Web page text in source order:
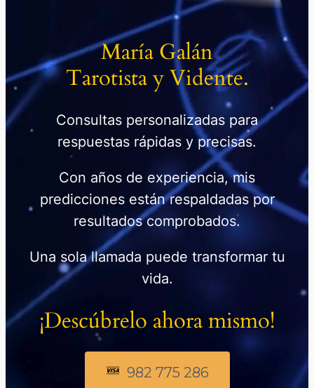
María Galán
Tarotista y Vidente.
Consultas personalizadas para
respuestas rápidas y precisas.
Con años de experiencia, mis
predicciones están respaldadas por
resultados comprobados.
Una sola llamada puede transformar tu
vida.
¡Descúbrelo ahora mismo!
982 775 286